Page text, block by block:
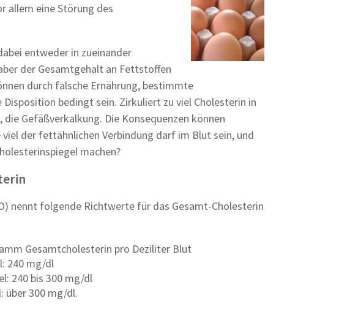
allem eine Störung des
entweder in zueinander
der Gesamtgehalt an Fettstoffen
durch falsche Ernährung, bestimmte
bedingt sein. Zirkuliert zu viel Cholesterin in
Gefäßverkalkung. Die Konsequenzen können
der fettähnlichen Verbindung darf im Blut sein, und
machen?
nennt folgende Richtwerte für das Gesamt-Cholesterin
Gesamtcholesterin pro Deziliter Blut
240 mg/dl
240 bis 300 mg/dl
über 300 mg/dl.